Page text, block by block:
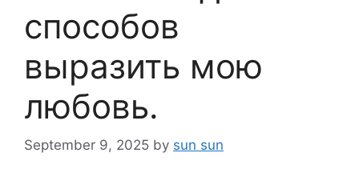
способов
выразить мою
любовь.
September 9, 2025 by sun sun